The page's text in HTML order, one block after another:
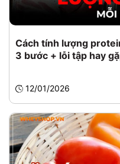
Cách tính lượng
3 bước + lỗi tập hay
12/01/2026